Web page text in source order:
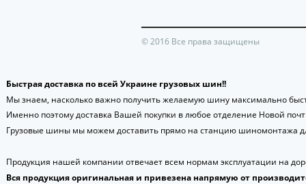
© 2016 Все права защищены
Быстрая доставка по всей Украине грузовых шин!!
Мы знаем, насколько важно получить желаемую шину максимально
Именно поэтому доставка Вашей покупки в любое отделение Новой
Грузовые шины мы можем доставить прямо на станцию шиномонтажа
Продукция нашей компании отвечает всем нормам эксплуатации на
Вся продукция оригинальная и привезена напрямую от